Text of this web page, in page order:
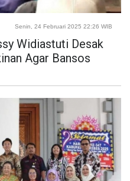
Senin, 24 Februari 2025 22:26 WIB
Widiastuti Desak
Agar Bansos